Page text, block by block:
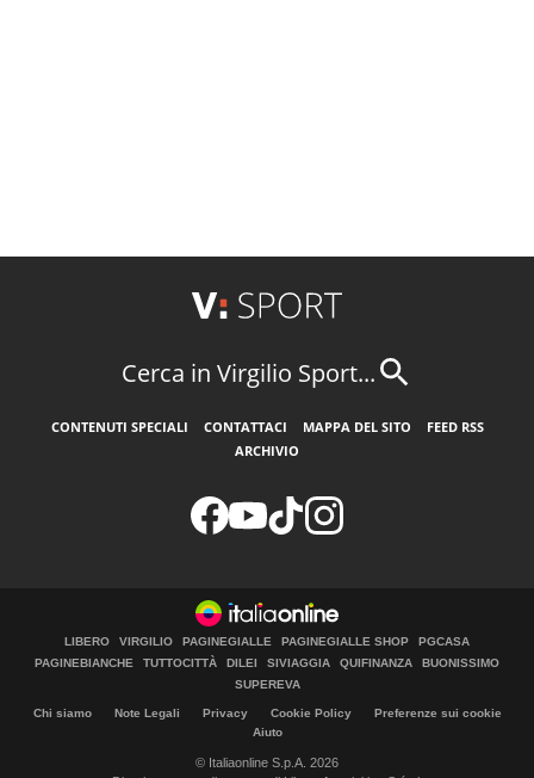
Cerca in Virgilio Sport...
CONTENUTI SPECIALI CONTATTACI MAPPA DEL SITO
FEED RSS
ARCHIVIO
LIBERO VIRGILIO PAGINEGIALLE PAGINEGIALLE SHOP
PGCASA
PAGINEBIANCHE
TUTTOCITTÀ DILEI SIVIAGGIA QUIFINANZA
BUONISSIMO
SUPEREVA
Chi siamo Note Legali Privacy Cookie Policy
Preferenze sui cookie
Aiuto
© Italiaonline S.p.A. 2026